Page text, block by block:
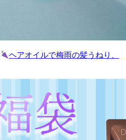
ヘアオイルで梅雨の髪うねり、